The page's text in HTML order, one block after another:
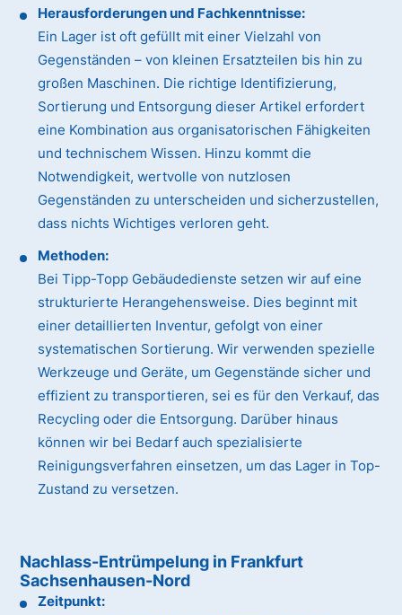
Herausforderungen und Fachkenntnisse:
Ein Lager ist oft gefüllt mit einer Vielzahl von
Gegenständen – von kleinen Ersatzteilen bis hin zu
großen Maschinen. Die richtige Identifizierung,
Sortierung und Entsorgung dieser Artikel erfordert
eine Kombination aus organisatorischen Fähigkeiten
und technischem Wissen. Hinzu kommt die
Notwendigkeit, wertvolle von nutzlosen
Gegenständen zu unterscheiden und sicherzustellen,
dass nichts Wichtiges verloren geht.
Methoden:
Bei Tipp-Topp Gebäudedienste setzen wir auf eine
strukturierte Herangehensweise. Dies beginnt mit
einer detaillierten Inventur, gefolgt von einer
systematischen Sortierung. Wir verwenden spezielle
Werkzeuge und Geräte, um Gegenstände sicher und
effizient zu transportieren, sei es für den Verkauf, das
Recycling oder die Entsorgung. Darüber hinaus
können wir bei Bedarf auch spezialisierte
Reinigungsverfahren einsetzen, um das Lager in Top-
Zustand zu versetzen.
Nachlass-Entrümpelung in Frankfurt
Sachsenhausen-Nord
Zeitpunkt: